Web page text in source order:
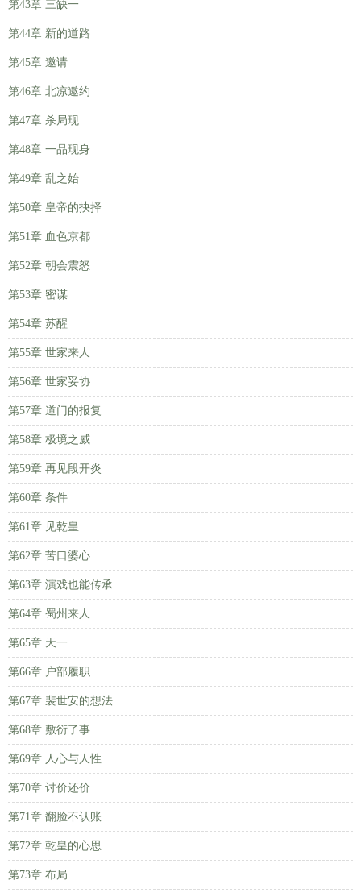
第43章 三缺一
第44章 新的道路
第45章 邀请
第46章 北凉邀约
第47章 杀局现
第48章 一品现身
第49章 乱之始
第50章 皇帝的抉择
第51章 血色京都
第52章 朝会震怒
第53章 密谋
第54章 苏醒
第55章 世家来人
第56章 世家妥协
第57章 道门的报复
第58章 极境之威
第59章 再见段开炎
第60章 条件
第61章 见乾皇
第62章 苦口婆心
第63章 演戏也能传承
第64章 蜀州来人
第65章 天一
第66章 户部履职
第67章 裴世安的想法
第68章 敷衍了事
第69章 人心与人性
第70章 讨价还价
第71章 翻脸不认账
第72章 乾皇的心思
第73章 布局